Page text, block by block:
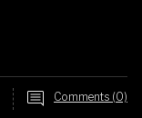
Comments (0)